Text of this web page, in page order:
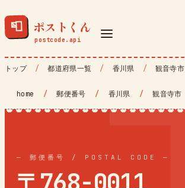
📮 ポストくん
トップ 都道府県一覧 香川県 観音寺市
home / 郵便番号 / 香川県 / 観音寺市
— 郵便番号 / POSTAL CODE —